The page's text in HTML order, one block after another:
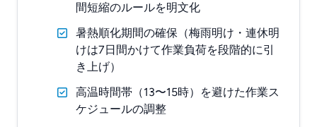
間短縮のルールを明文化
暑熱順化期間の確保（梅雨明け・連休明
けは7日間かけて作業負荷を段階的に引
き上げ）
高温時間帯（13〜15時）を避けた作業ス
ケジュールの調整